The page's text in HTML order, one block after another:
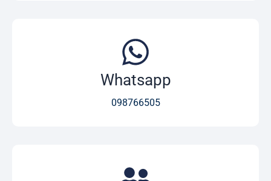
Whatsapp
098766505